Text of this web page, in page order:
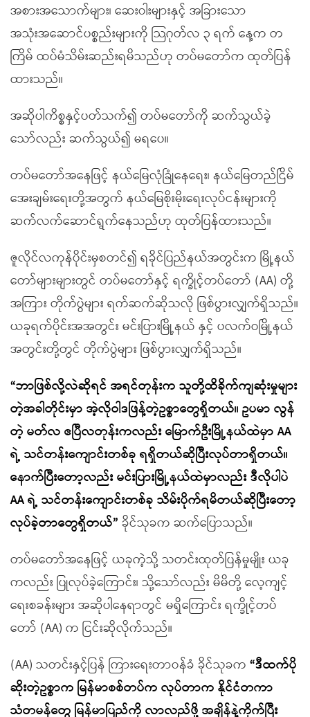
အစားအသောက်များ၊ ဆေးဝါးများနှင့် အခြားသော
အသုံးအဆောင်ပစ္စည်းများကို သြဂုတ်လ ၃ ရက် နေ့က တ
ကြိမ် ထပ်မံသိမ်းဆည်းရမိသည်ဟု တပ်မတော်က ထုတ်ပြန်
ထားသည်။
အဆိုပါကိစ္စနှင့်ပတ်သက်၍ တပ်မတော်ကို ဆက်သွယ်ခဲ့
သော်လည်း ဆက်သွယ်၍ မရပေ။
တပ်မတော်အနေဖြင့် နယ်မြေလုံခြုံနေရေး၊ နယ်မြေတည်ငြိမ်
အေးချမ်းရေးတို့အတွက် နယ်မြေစိုးမိုးရေးလုပ်ငန်းများကို
ဆက်လက်ဆောင်ရွက်နေသည်ဟု ထုတ်ပြန်ထားသည်။
ဇူလိုင်လကုန်ပိုင်းမှစတင်၍ ရခိုင်ပြည်နယ်အတွင်းက မြို့နယ်
တော်များများတွင် တပ်မတော်နှင့် ရက္ခိုင့်တပ်တော် (AA) တို့
အကြား တိုက်ပွဲများ ရက်ဆက်ဆိုသလို ဖြစ်ပွားလျှက်ရှိသည်။
ယခုရက်ပိုင်းအအတွင်း မင်းပြားမြို့နယ် နှင့် ပလက်ဝမြို့နယ်
အတွင်းတို့တွင် တိုက်ပွဲများ ဖြစ်ပွားလျှက်ရှိသည်။
“ဘာဖြစ်လို့လဲဆိုရင် အရင်တုန်းက သူတို့ထိခိုက်ကျဆုံးမှုများ
တဲ့အခါတိုင်းမှာ အဲ့လိုဝါဒဖြန့်တဲ့ဥစ္စာတွေရှိတယ်။ ဥပမာ လွန်
တဲ့ မတ်လ ဧပြီလတုန်းကလည်း မြောက်ဦးမြို့နယ်ထဲမှာ AA
ရဲ့ သင်တန်းကျောင်းတစ်ခု ရရှိတယ်ဆိုပြီးလုပ်တာရှိတယ်။
နောက်ပြီးတော့လည်း မင်းပြားမြို့နယ်ထဲမှာလည်း ဒီလိုပါပဲ
AA ရဲ့ သင်တန်းကျောင်းတစ်ခု သိမ်းပိုက်ရမိတယ်ဆိုပြီးတော့
လုပ်ခဲ့တာတွေရှိတယ်” ခိုင်သုခက ဆက်ပြောသည်။
တပ်မတော်အနေဖြင့် ယခုကဲ့သို့ သတင်းထုတ်ပြန်မှုမျိုး ယခု
ကလည်း ပြုလုပ်ခဲ့ကြောင်း၊ သို့သော်လည်း မိမိတို့ လေ့ကျင့်
ရေးစခန်းများ အဆိုပါနေရာတွင် မရှိကြောင်း ရက္ခိုင့်တပ်
တော် (AA) က ငြင်းဆိုလိုက်သည်။
(AA) သတင်းနှင့်ပြန် ကြားရေးတာဝန်ခံ ခိုင်သုခက “ဒီထက်ပို
ဆိုးတဲ့ဥစ္စာက မြန်မာစစ်တပ်က လုပ်တာက နိုင်ငံတကာ
သံတမန်တွေ မြန်မာပြည်ကို လာလည်ဖို့ အချိန်နဲ့ကိုက်ပြီး